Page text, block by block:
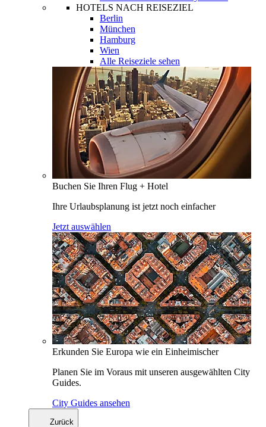
HOTELS NACH REISEZIEL
Berlin
München
Hamburg
Wien
Alle Reiseziele sehen
Buchen Sie Ihren Flug + Hotel
Ihre Urlaubsplanung ist jetzt noch einfacher
Jetzt auswählen
Erkunden Sie Europa wie ein Einheimischer
Planen Sie im Voraus mit unseren ausgewählten City
Guides.
City Guides ansehen
Zurück